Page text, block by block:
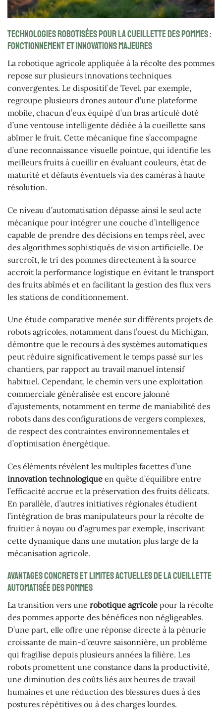
Technologies robotisées pour la cueillette des pommes :
fonctionnement et innovations majeures
La robotique agricole appliquée à la récolte des pommes
repose sur plusieurs innovations techniques
convergentes. Le dispositif de Tevel, par exemple,
regroupe plusieurs drones autour d’une plateforme
mobile, chacun d’eux équipé d’un bras articulé doté
d’une ventouse intelligente dédiée à la cueillette sans
abîmer le fruit. Cette mécanique fine s’accompagne
d’une reconnaissance visuelle pointue, qui identifie les
meilleurs fruits à cueillir en évaluant couleurs, état de
maturité et défauts éventuels via des caméras à haute
résolution.
Ce niveau d’automatisation dépasse ainsi le seul acte
mécanique pour intégrer une couche d’intelligence
capable de prendre des décisions en temps réel, avec
des algorithmes sophistiqués de vision artificielle. De
surcroît, le tri des pommes directement à la source
accroit la performance logistique en évitant le transport
des fruits abîmés et en facilitant la gestion des flux vers
les stations de conditionnement.
Une étude comparative menée sur différents projets de
robots agricoles, notamment dans l’ouest du Michigan,
démontre que le recours à des systèmes automatiques
peut réduire significativement le temps passé sur les
chantiers, par rapport au travail manuel intensif
habituel. Cependant, le chemin vers une exploitation
commerciale généralisée est encore jalonné
d’ajustements, notamment en terme de maniabilité des
robots dans des configurations de vergers complexes,
de respect des contraintes environnementales et
d’optimisation énergétique.
Ces éléments révèlent les multiples facettes d’une
innovation technologique en quête d’équilibre entre
l’efficacité accrue et la préservation des fruits délicats.
En parallèle, d’autres initiatives régionales étudient
l’intégration de bras manipulateurs pour la récolte de
fruitier à noyau ou d’agrumes par exemple, inscrivant
cette dynamique dans une mutation plus large de la
mécanisation agricole.
Avantages concrets et limites actuelles de la cueillette
automatisée des pommes
La transition vers une robotique agricole pour la récolte
des pommes apporte des bénéfices non négligeables.
D’une part, elle offre une réponse directe à la pénurie
croissante de main-d’œuvre saisonnière, un problème
qui fragilise depuis plusieurs années la filière. Les
robots promettent une constance dans la productivité,
une diminution des coûts liés aux heures de travail
humaines et une réduction des blessures dues à des
postures répétitives ou à des charges lourdes.